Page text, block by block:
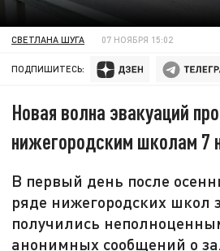
СВЕТЛАНА ШУГА 07 НОЯБРЯ 15:02
ПОДПИШИТЕСЬ:
Новая волна эвакуаций
нижегородским школам 7
В первый день после
ряде нижегородских школ
получились
анонимных сообщений о